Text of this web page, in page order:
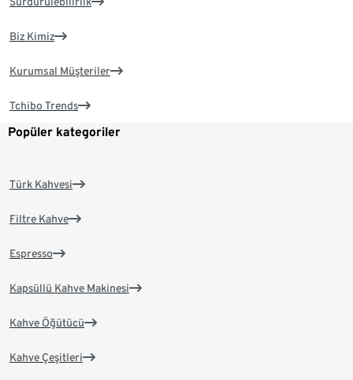
Biz Kimiz
Kurumsal Müşteriler
Tchibo Trends
Popüler kategoriler
Türk Kahvesi
Filtre Kahve
Espresso
Kapsüllü Kahve Makinesi
Kahve Öğütücü
Kahve Çeşitleri